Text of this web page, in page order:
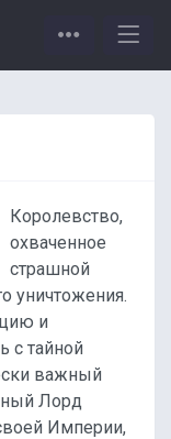
Королевство,
охваченное
страшной
уничтожения.
и
с тайной
важный
Лорд
Империи,